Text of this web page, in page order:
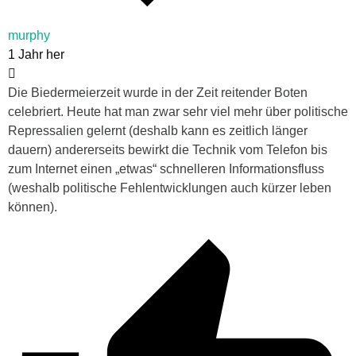
murphy
1 Jahr her
Die Biedermeierzeit wurde in der Zeit reitender Boten
celebriert. Heute hat man zwar sehr viel mehr über politische
Repressalien gelernt (deshalb kann es zeitlich länger
dauern) andererseits bewirkt die Technik vom Telefon bis
zum Internet einen „etwas“ schnelleren Informationsfluss
(weshalb politische Fehlentwicklungen auch kürzer leben
können).